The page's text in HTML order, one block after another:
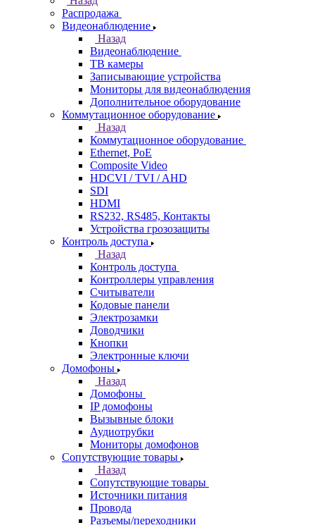
Распродажа
Видеонаблюдение
Назад
Видеонаблюдение
ТВ камеры
Записывающие устройства
Мониторы для видеонаблюдения
Дополнительное оборудование
Коммутационное оборудование
Назад
Коммутационное оборудование
Ethernet, PoE
Composite Video
HDCVI / TVI / AHD
SDI
HDMI
RS232, RS485, Контакты
Устройства грозозащиты
Контроль доступа
Назад
Контроль доступа
Контроллеры управления
Считыватели
Кодовые панели
Электрозамки
Доводчики
Кнопки
Электронные ключи
Домофоны
Назад
Домофоны
IP домофоны
Вызывные блоки
Аудиотрубки
Мониторы домофонов
Сопутствующие товары
Назад
Сопутствующие товары
Источники питания
Провода
Разъемы/переходники